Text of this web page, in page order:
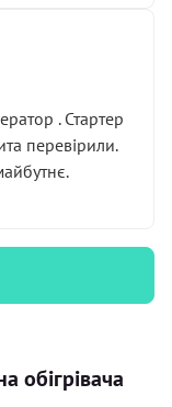
. Стартер
перевірили.
обігрівача